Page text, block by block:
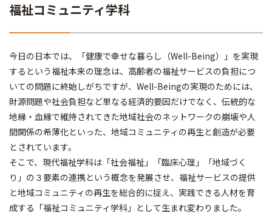
福祉コミュニティ学科
今日の日本では、「健康で幸せな暮らし（Well-Being）」を実現
するという福祉本来の理念は、高齢者の福祉サービスの負担につ
いての問題に終始しがちですが、Well-Beingの実現のためには、
財源問題や社会負担など単なる経済的要因だけでなく、伝統的な
地縁・血縁で維持されてきた地域社会のネットワークの崩壊や人
間関係の希薄化といった、地域コミュニティの再生と創造が必要
とされています。
そこで、現代福祉学科は「社会福祉」「臨床心理」「地域づく
り」の３要素の連携という概念を発展させ、福祉サービスの提供
と地域コミュニティの再生を総合的に捉え、実践できる人材を育
成する「福祉コミュニティ学科」として生まれ変わりました。